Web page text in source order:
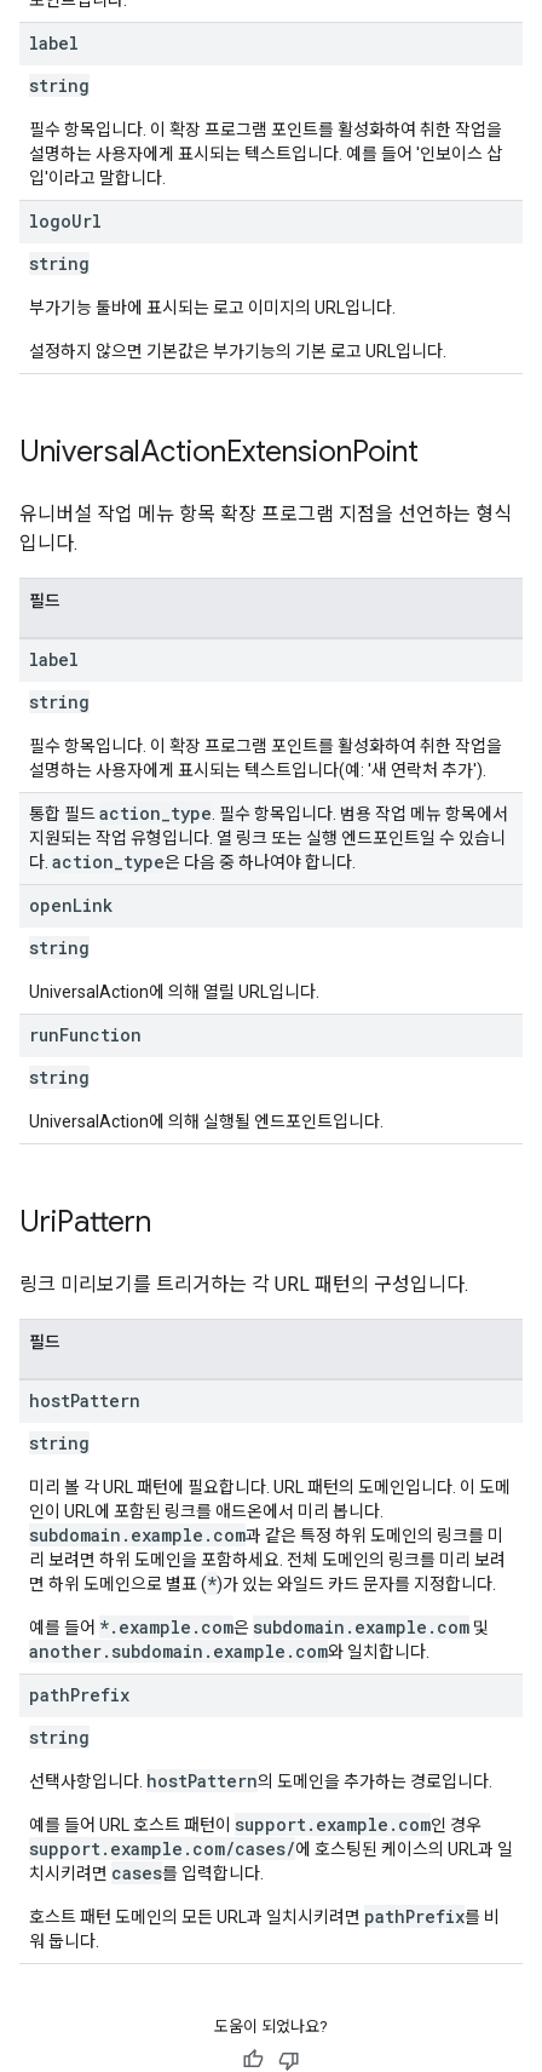
label
string
필수 항목입니다. 이 확장 프로그램 포인트를 활성화하여 취한 작업을
설명하는 사용자에게 표시되는 텍스트입니다. 예를 들어 '인보이스 삽
입'이라고 말합니다.
logoUrl
string
부가기능 툴바에 표시되는 로고 이미지의 URL입니다.
설정하지 않으면 기본값은 부가기능의 기본 로고 URL입니다.
UniversalActionExtensionPoint
유니버설 작업 메뉴 항목 확장 프로그램 지점을 선언하는 형식
입니다.
필드
label
string
필수 항목입니다. 이 확장 프로그램 포인트를 활성화하여 취한 작업을
설명하는 사용자에게 표시되는 텍스트입니다(예: '새 연락처 추가').
통합 필드action type . 필수 항목입니다. 범용 작업 메뉴 항목에서
지원되는 작업 유형입니다. 열 링크 또는 실행 엔드포인트일 수 있습니
다. action type은 다음 중 하나여야 합니다.
openLink
string
UniversalAction에 의해 열릴 URL입니다.
runFunction
string
UniversalAction에 의해 실행될 엔드포인트입니다.
UriPattern
링크 미리보기를 트리거하는 각 URL 패턴의 구성입니다.
필드
hostPattern
string
미리 볼 각 URL 패턴에 필요합니다. URL 패턴의 도메인입니다. 이 도메
인이 URL에 포함된 링크를 애드온에서 미리 봅니다.
subdomain.example.com과 같은 특정 하위 도메인의 링크를 미
리 보려면 하위 도메인을 포함하세요. 전체 도메인의 링크를 미리 보려
면 하위 도메인으로 별표 (*)가 있는 와일드 카드 문자를 지정합니다.
예를 들어 *.example.com은 subdomain.example.com 및
another.subdomain.example.com와 일치합니다.
pathPrefix
string
선택사항입니다. hostPattern의 도메인을 추가하는 경로입니다.
예를 들어 URL 호스트 패턴이 support.example.com인 경우
support.example.com/cases/에 호스팅된 케이스의 URL과 일
치시키려면 cases를 입력합니다.
호스트 패턴 도메인의 모든 URL과 일치시키려면 pathPrefix를 비
워 둡니다.
도움이 되었나요?